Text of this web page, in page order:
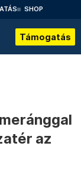
SHOP
Támogatás
az